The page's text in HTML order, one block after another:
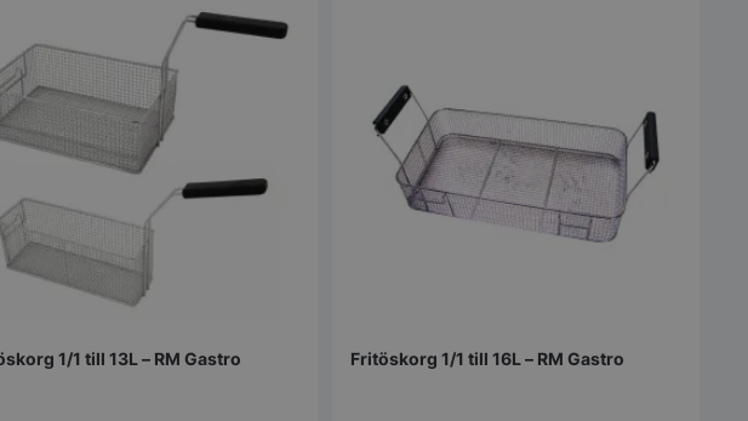
1/1 till 13L – RM Gastro Fritöskorg 1/1 till 16L – RM Gastro
Denna cookie används för att
upprätthålla en användares
session tillstånd medan de
navigerar genom webbplatsen, se
till att alla val eller dataposter
kommer ihåg från sida till sida.
månad
Nödvändigt för funktionaliteten
hos webbplatsens
chattboxfunktion.
1 år 1
månad
Nödvändigt för funktionaliteten
hos webbplatsens
Används för att identifiera
användare på webbplatsen.
ändras.